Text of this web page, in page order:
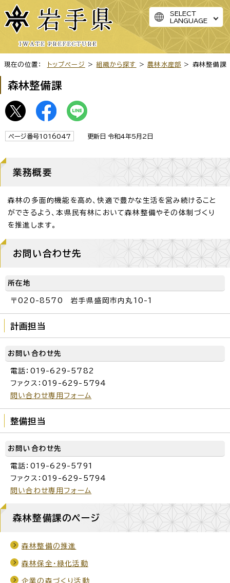
SELECT
LANGUAGE
現在の位置： トップページ >組織から探す > 農林水産部 > 森林整備課
森林整備課
ページ番号1016047 更新日 令和4年5月2日
業務概要
森林の多面的機能を高め、快適で豊かな生活を営み続けること
ができるよう、本県民有林において森林整備やその体制づくり
を推進します。
お問い合わせ先
所在地
〒020-8570 岩手県盛岡市内丸10-1
計画担当
お問い合わせ先
電話：019-629-5782
ファクス：019-629-5794
問い合わせ専用フォーム
整備担当
お問い合わせ先
電話：019-629-5791
ファクス：019-629-5794
問い合わせ専用フォーム
森林整備課のページ
森林整備の推進
森林保全・緑化活動
企業の森づくり活動